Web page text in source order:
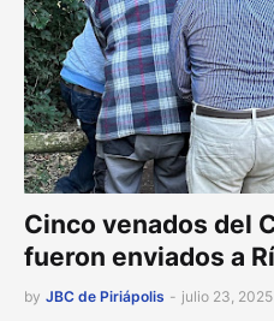
Cinco venados del
fueron enviados a
by JBC de Piriápolis - julio 23, 2025